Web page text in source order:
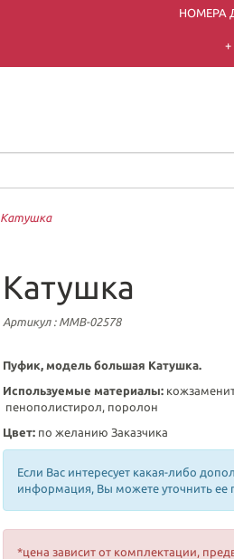
НОМЕРА
+
Катушка
Катушка
Артикул: ММВ-02578
Пуфик, модель большая Катушка.
Используемые материалы:
пенополистирол, поролон
Цвет: по желанию Заказчика
Если Вас интересует какая-либо
информация, Вы можете уточнить ее
*цена зависит от комплектации,